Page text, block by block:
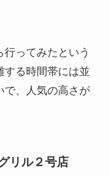
ってみたという
する時間帯には並
で、人気の高さが
リル２号店